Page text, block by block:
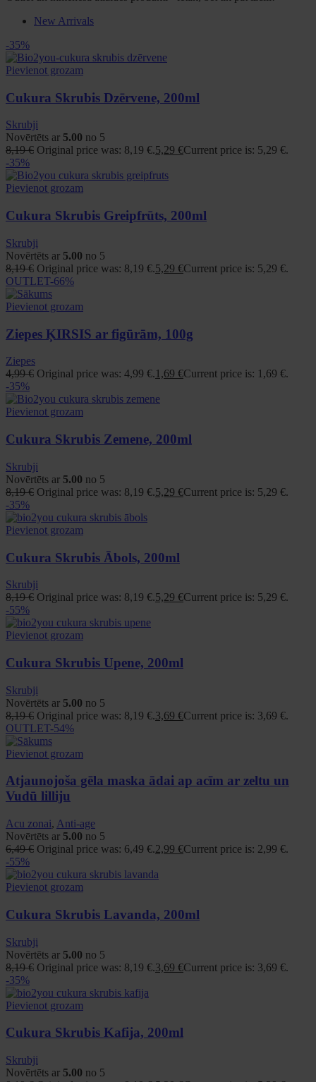
New Arrivals
-35%
Pievienot grozam
Cukura Skrubis Dzērvene, 200ml
Skrubji
Novērtēts ar 5.00 no 5
8,19€ Original price was: 8,19 €.5,29 €Current price is: 5,29 €.
-35%
Pievienot grozam
Cukura Skrubis Greipfrūts, 200ml
Skrubji
Novērtēts ar 5.00 no 5
8,19€ Original price was: 8,19 €.5,29 €Current price is: 5,29 €.
OUTLET-66%
Pievienot grozam
Ziepes ĶIRSIS ar figūrām, 100g
Ziepes
4,99€ Original price was: 4,99 €.1,69 €Current price is: 1,69 €.
-35%
Pievienot grozam
Cukura Skrubis Zemene, 200ml
Skrubji
Novērtēts ar 5.00 no 5
8,19€ Original price was: 8,19 €.5,29 €Current price is: 5,29 €.
-35%
Pievienot grozam
Cukura Skrubis Ābols, 200ml
Skrubji
8,19€ Original price was: 8,19 €.5,29 €Current price is: 5,29 €.
-55%
Pievienot grozam
Cukura Skrubis Upene, 200ml
Skrubji
Novērtēts ar 5.00 no 5
8,19€ Original price was: 8,19 €.3,69 €Current price is: 3,69 €.
OUTLET-54%
Pievienot grozam
Atjaunojoša gēla maska ādai ap acīm ar zeltu un
Vudū lilliju
Acu zonai, Anti-age
Novērtēts ar 5.00 no 5
6,49€ Original price was: 6,49 €.2,99 €Current price is: 2,99 €.
-55%
Pievienot grozam
Cukura Skrubis Lavanda, 200ml
Skrubji
Novērtēts ar 5.00 no 5
8,19€ Original price was: 8,19 €.3,69 €Current price is: 3,69 €.
-35%
Pievienot grozam
Cukura Skrubis Kafija, 200ml
Skrubji
Novērtēts ar 5.00 no 5